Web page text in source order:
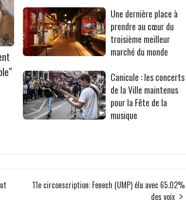
Une dernière place à
prendre au cœur du
troisième meilleur
marché du monde
Canicule : les concerts
de la Ville maintenus
pour la Fête de la
musique
11e circonscription: Fenech (UMP) élu avec 65.02%
des voix